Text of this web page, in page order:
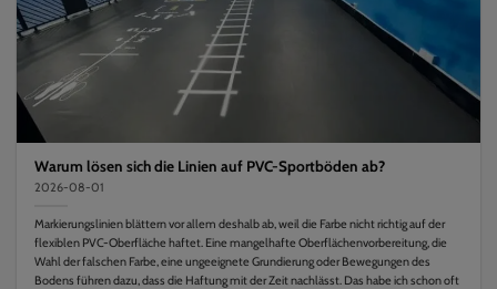
Warum lösen sich die Linien auf PVC-Sportböden ab?
2026-08-01
Markierungslinien blättern vor allem deshalb ab, weil die Farbe nicht richtig auf der
flexiblen PVC-Oberfläche haftet. Eine mangelhafte Oberflächenvorbereitung, die
Wahl der falschen Farbe, eine ungeeignete Grundierung oder Bewegungen des
Bodens führen dazu, dass die Haftung mit der Zeit nachlässt. Das habe ich schon oft